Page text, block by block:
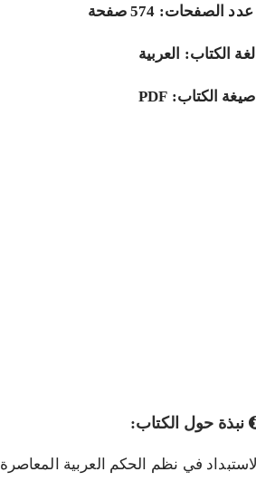
عدد الصفحات: 574 صفحة
لغة الكتاب: العربية
صيغة الكتاب: PDF
نبذة حول الكتاب: